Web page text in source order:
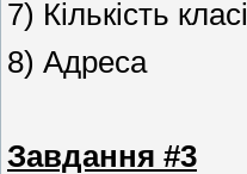
7) Кількість
8) Адреса
Завдання #3